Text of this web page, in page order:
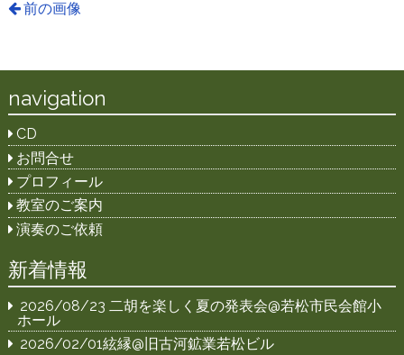
前の画像
navigation
CD
お問合せ
プロフィール
教室のご案内
演奏のご依頼
新着情報
2026/08/23 二胡を楽しく夏の発表会@若松市民会館小
ホール
2026/02/01絃縁@旧古河鉱業若松ビル